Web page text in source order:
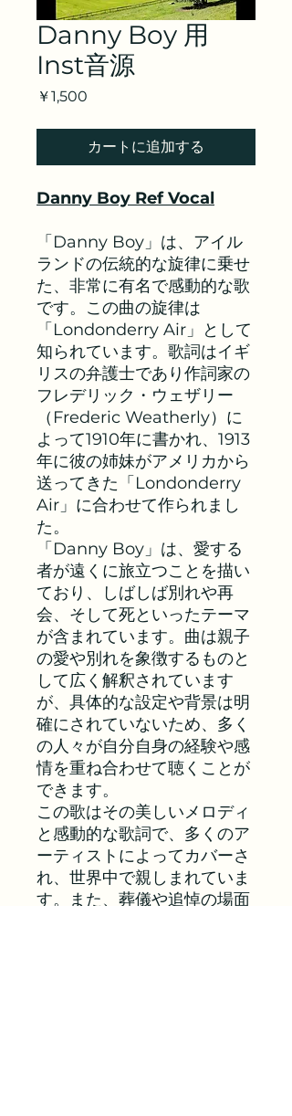
Danny Boy 用
Inst音源
￥1,500
カートに追加する
Danny Boy Ref Vocal
「Danny Boy」は、アイル
ランドの伝統的な旋律に乗せ
た、非常に有名で感動的な歌
です。この曲の旋律は
「Londonderry Air」として
知られています。歌詞はイギ
リスの弁護士であり作詞家の
フレデリック・ウェザリー
（Frederic Weatherly）に
よって1910年に書かれ、1913
年に彼の姉妹がアメリカから
送ってきた「Londonderry
Air」に合わせて作られまし
た。
「Danny Boy」は、愛する
者が遠くに旅立つことを描い
ており、しばしば別れや再
会、そして死といったテーマ
が含まれています。曲は親子
の愛や別れを象徴するものと
して広く解釈されています
が、具体的な設定や背景は明
確にされていないため、多く
の人々が自分自身の経験や感
情を重ね合わせて聴くことが
できます。
この歌はその美しいメロディ
と感動的な歌詞で、多くのア
ーティストによってカバーさ
れ、世界中で親しまれていま
す。また、葬儀や追悼の場面